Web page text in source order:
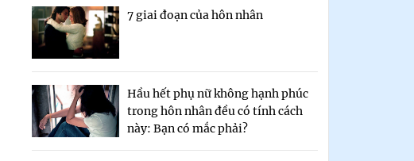
7 giai đoạn của hôn nhân
Hầu hết phụ nữ không hạnh phúc
trong hôn nhân đều có tính cách
này: Bạn có mắc phải?